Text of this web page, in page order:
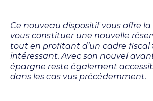
Ce nouveau dispositif vous offre
vous constituer une nouvelle
tout en profitant d’un cadre fiscal
intéressant. Avec son nouvel
épargne reste également
dans les cas vus précédemment.